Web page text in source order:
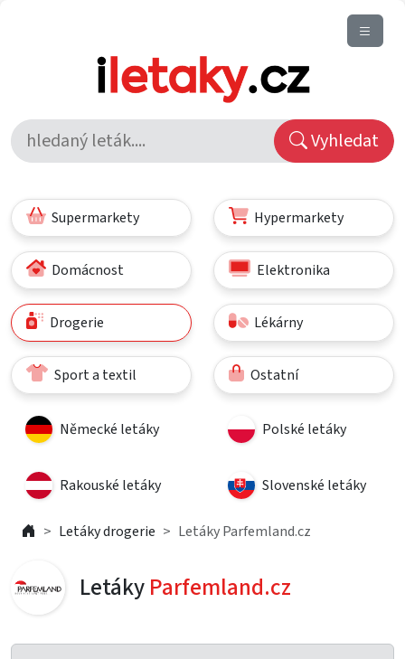
Vyhledat
Supermarkety Hypermarkety
Domácnost Elektronika
Drogerie Lékárny
Sport a textil Ostatní
Německé letáky Polské letáky
Rakouské letáky Slovenské letáky
Letáky drogerie Letáky Parfemland.cz
LetákyParfemland.cz